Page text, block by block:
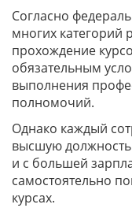
Согласно
многих категорий
прохождение
обязательным
выполнения
полномочий.
Однако каждый
высшую
и с большей
самостоятельно
курсах.